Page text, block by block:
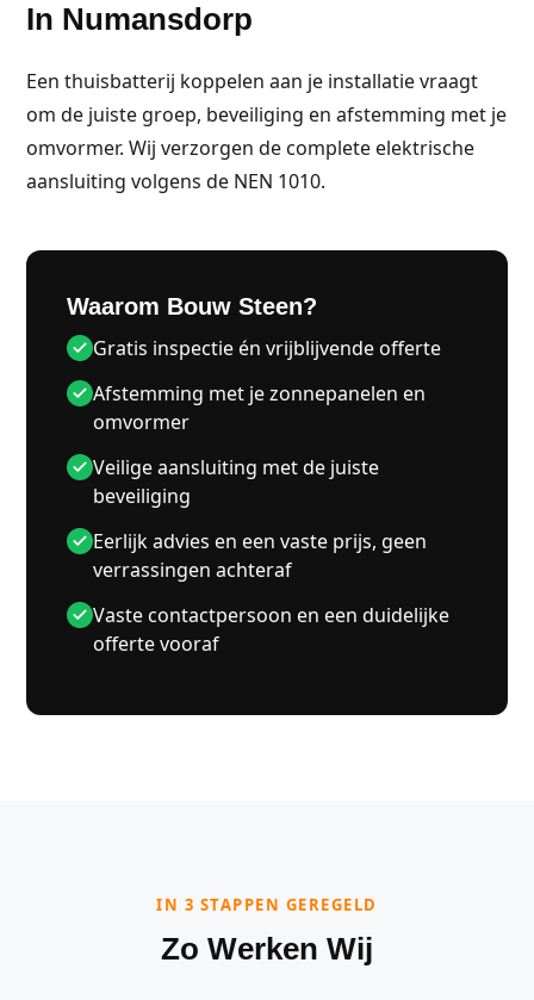
In Numansdorp
Een thuisbatterij koppelen aan je installatie vraagt
om de juiste groep, beveiliging en afstemming met je
omvormer. Wij verzorgen de complete elektrische
aansluiting volgens de NEN 1010.
Waarom Bouw Steen?
Gratis inspectie én vrijblijvende offerte
Afstemming met je zonnepanelen en
omvormer
Veilige aansluiting met de juiste
beveiliging
Eerlijk advies en een vaste prijs, geen
verrassingen achteraf
Vaste contactpersoon en een duidelijke
offerte vooraf
IN 3 STAPPEN GEREGELD
Zo Werken Wij